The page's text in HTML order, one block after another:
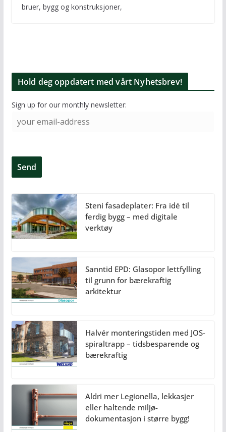
bruer, bygg og konstruksjoner,
Hold deg oppdatert med vårt Nyhetsbrev!
Sign up for our monthly newsletter:
Steni fasadeplater: Fra idé til
ferdig bygg – med digitale
verktøy
Sanntid EPD: Glasopor lettfylling
til grunn for bærekraftig
arkitektur
Halvér monteringstiden med JOS-
spiraltrapp – tidsbesparende og
bærekraftig
Aldri mer Legionella, lekkasjer
eller haltende miljø-
dokumentasjon i større bygg!